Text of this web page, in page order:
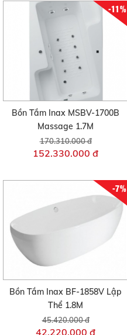
-11%
Bồn Tắm Inax MSBV-1700B
Massage 1.7M
170.310.000 đ
152.330.000 đ
-7%
Bồn Tắm Inax BF-1858V Lập
Thể 1.8M
45.420.000 đ
42.220.000 đ